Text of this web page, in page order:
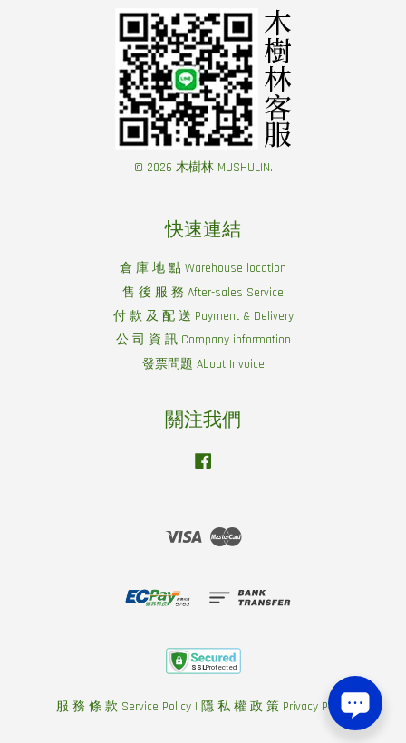
© 2026 木樹林 MUSHULIN.
快速連結
倉 庫 地 點 Warehouse location
售 後 服 務 After-sales Service
付 款 及 配 送 Payment & Delivery
公 司 資 訊 Company information
發票問題 About Invoice
關注我們
Visa Master
服 務 條 款 Service Policy| 隱 私 權 政 策 Privacy Policy